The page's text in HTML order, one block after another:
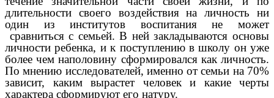
длительности своего воздействия на личность ни
один из институтов воспитания не может
сравниться с семьей. В ней закладываются основы
личности ребенка, и к поступлению в школу он уже
более чем наполовину сформировался как личность.
По мнению исследователей, именно от семьи на 70%
зависит, каким вырастет человек и какие черты
характера сформируют его натуру.